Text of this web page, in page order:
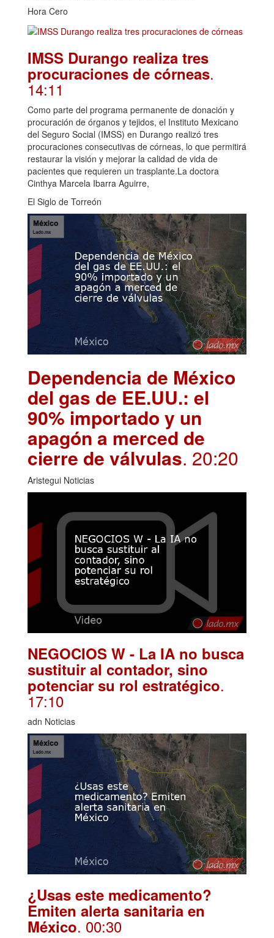
Hora Cero
IMSS Durango realiza tres
procuraciones de córneas.
14:11
Como parte del programa permanente de donación y
procuración de órganos y tejidos, el Instituto Mexicano
del Seguro Social (IMSS) en Durango realizó tres
procuraciones consecutivas de córneas, lo que permitirá
restaurar la visión y mejorar la calidad de vida de
pacientes que requieren un trasplante.La doctora
Cinthya Marcela Ibarra Aguirre,
El Siglo de Torreón
Dependencia de México
del gas de EE.UU.: el
90% importado y un
apagón a merced de
cierre de válvulas. 20:20
Aristegui Noticias
NEGOCIOS W - La IA no busca
sustituir al contador, sino
potenciar su rol estratégico.
17:10
adn Noticias
¿Usas este medicamento?
Emiten alerta sanitaria en
México. 00:30